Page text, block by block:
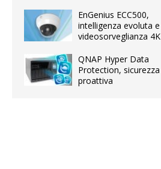
EnGenius ECC500,
intelligenza evoluta e
videosorveglianza 4K
QNAP Hyper Data
Protection, sicurezza
proattiva